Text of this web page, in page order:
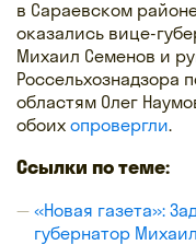
в Сараевском
оказались вице-
Михаил Семенов и
Россельхознадзора
областям Олег
обоих опровергли.
Ссылки по теме:
«Новая газета»:
губернатор